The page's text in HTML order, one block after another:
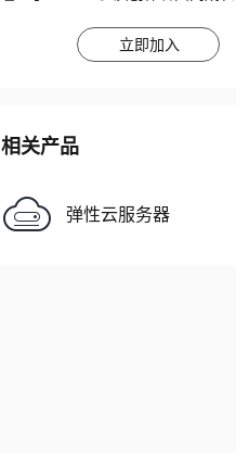
立即加入
相关产品
弹性云服务器